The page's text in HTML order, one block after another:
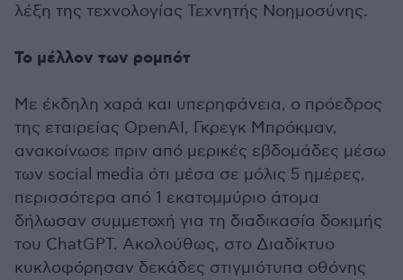
λέξη της τεχνολογίας Τεχνητής Νοημοσύνης.
Το μέλλον των ρομπότ
Με έκδηλη χαρά και υπερηφάνεια, ο πρόεδρος
της εταιρείας OpenAI, Γκρεγκ Μπρόκμαν,
ανακοίνωσε πριν από μερικές εβδομάδες μέσω
των social media ότι μέσα σε μόλις 5 ημέρες,
περισσότερα από 1 εκατομμύριο άτομα
δήλωσαν συμμετοχή για τη διαδικασία δοκιμής
του ChatGPT. Ακολούθως, στο Διαδίκτυο
κυκλοφόρησαν δεκάδες στιγμιότυπα οθόνης